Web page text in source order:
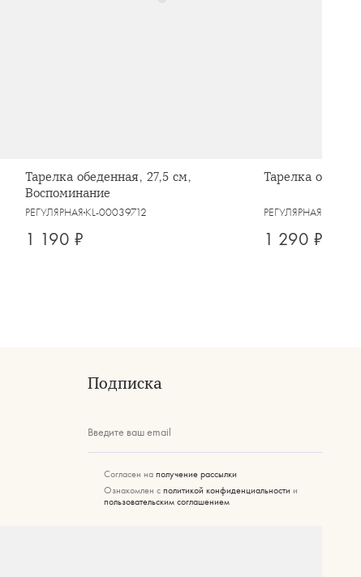
Тарелка обеденная, 27,5 см,
Воспоминание
РЕГУЛЯРНАЯ KL-00039712
1 190 ₽
Тарелка
РЕГУЛЯРНАЯ
1 290 ₽
Подписка
Введите ваш email
Согласен на получение рассылки
Ознакомлен с политикой конфиденциальности и
пользовательским соглашением